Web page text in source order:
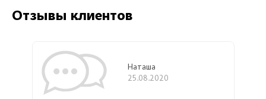
Отзывы клиентов
Наташа
25.08.2020